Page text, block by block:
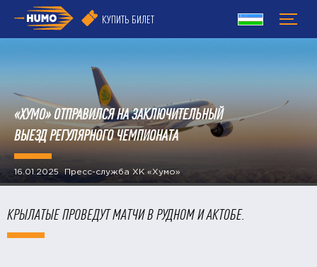
КУПИТЬ БИЛЕТ
«ХУМО» ОТПРАВИЛСЯ НА ЗАКЛЮЧИТЕЛЬНЫЙ
ВЫЕЗД РЕГУЛЯРНОГО ЧЕМПИОНАТА
16.01.2025 Пресс-служба ХК «Хумо»
КРЫЛАТЫЕ ПРОВЕДУТ МАТЧИ В РУДНОМ И АКТОБЕ.